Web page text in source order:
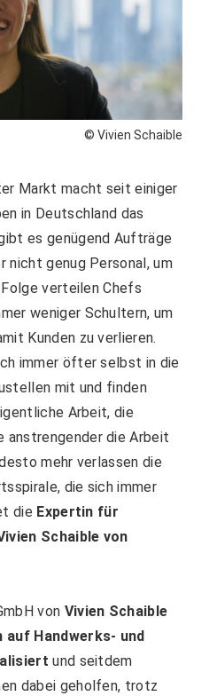
© Vivien Schaible
Markt macht seit einiger
in Deutschland das
es genügend Aufträge
nicht genug Personal, um
verteilen Chefs
weniger Schultern, um
Kunden zu verlieren.
immer öfter selbst in die
mit und finden
Arbeit, die
anstrengender die Arbeit
mehr verlassen die
die sich immer
die Expertin für
Schaible von
von Vivien Schaible
auf Handwerks- und
und seitdem
dabei geholfen, trotz